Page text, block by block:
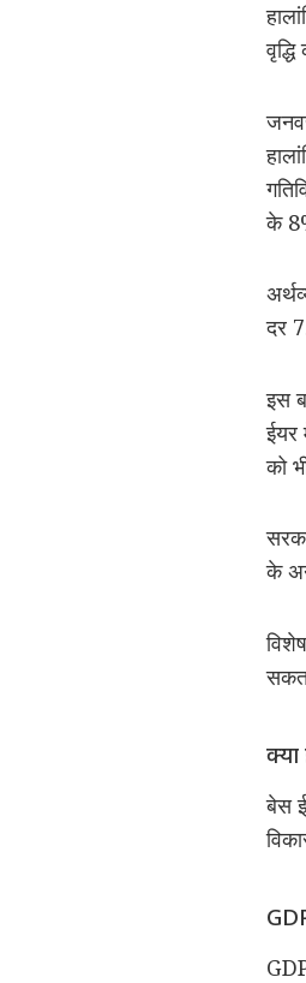
के
दर
इस
ईयर
को
के
क्या
बेस